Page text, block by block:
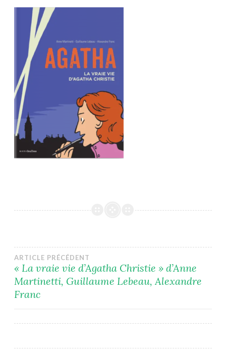
Navigation
de
ARTICLE PRÉCÉDENT
« La vraie vie d’Agatha Christie » d’Anne
Martinetti, Guillaume Lebeau, Alexandre
Franc